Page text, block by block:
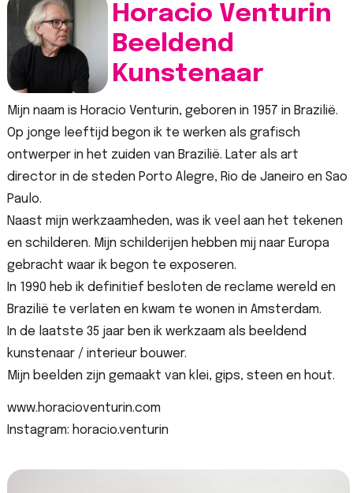
Horacio Venturin
Beeldend
Kunstenaar
Mijn naam is Horacio Venturin, geboren in 1957 in Brazilië.
Op jonge leeftijd begon ik te werken als grafisch
ontwerper in het zuiden van Brazilië. Later als art
director in de steden Porto Alegre, Rio de Janeiro en Sao
Paulo.
Naast mijn werkzaamheden, was ik veel aan het tekenen
en schilderen. Mijn schilderijen hebben mij naar Europa
gebracht waar ik begon te exposeren.
In 1990 heb ik definitief besloten de reclame wereld en
Brazilië te verlaten en kwam te wonen in Amsterdam.
In de laatste 35 jaar ben ik werkzaam als beeldend
kunstenaar / interieur bouwer.
Mijn beelden zijn gemaakt van klei, gips, steen en hout.
www.horacioventurin.com
Instagram: horacio.venturin